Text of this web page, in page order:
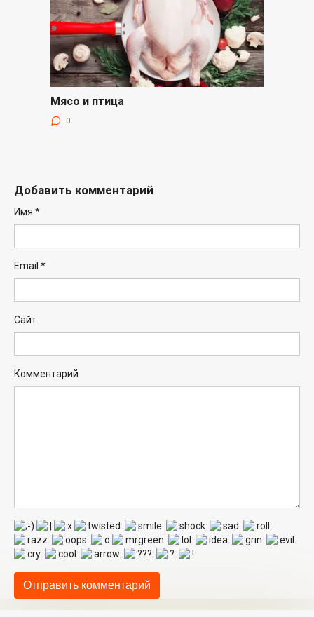
Мясо и птица
0
Добавить комментарий
Имя *
Email *
Сайт
Комментарий